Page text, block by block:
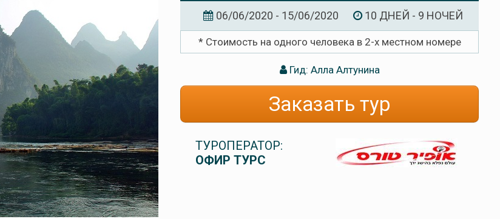
06/06/2020 - 15/06/2020 10 ДНЕЙ - 9 НОЧЕЙ
* Стоимость на одного человека в 2-х местном номере
Гид: Алла Алтунина
Заказать тур
ТУРОПЕРАТОР:
ОФИР ТУРС